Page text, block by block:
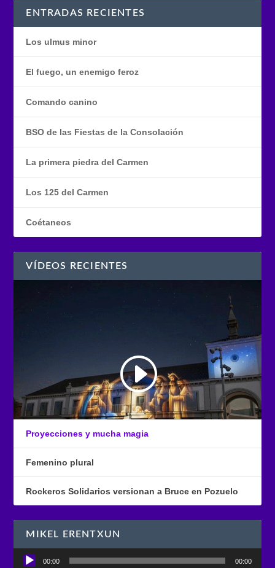
ENTRADAS RECIENTES
Los ulmus minor
El fuego, un enemigo feroz
Comando canino
BSO de las Fiestas de la Consolación
La primera piedra del Carmen
Los 125 del Carmen
Coétaneos
VÍDEOS RECIENTES
Proyecciones y mucha magia
Femenino plural
Rockeros Solidarios versionan a Bruce en Pozuelo
MIKEL ERENTXUN
Reproductor
00:00 00:00